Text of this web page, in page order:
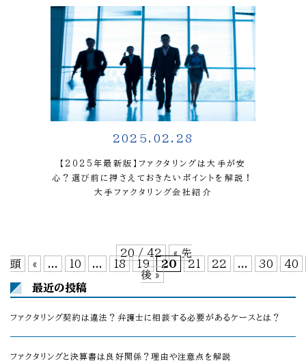
2025.02.28
【2025年最新版】ファクタリングは大手が安
心？選び前に押さえておきたいポイントを解説！
大手ファクタリング会社紹介
20 / 42
« 先
頭
« ... 10 ... 18 19 20 21 22 ... 30
40
後 »
最近の投稿
ファクタリング契約は違法？弁護士に相談する必要があるケースとは？
ファクタリングと決算書は良好関係？理由や注意点を解説